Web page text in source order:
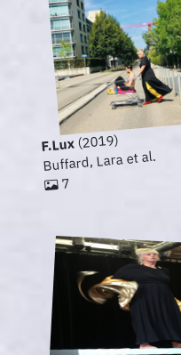
F.Lux(2019)
Buffard, Lara et al.
7